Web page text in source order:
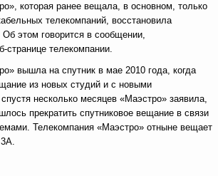
которая ранее вещала, в основном, только
телекомпаний, восстановила
этом говорится в сообщении,
странице телекомпании.
вышла на спутник в мае 2010 года, когда
из новых студий и с новыми
несколько месяцев «Маэстро» заявила,
прекратить спутниковое вещание в связи
Телекомпания «Маэстро» отныне вещает